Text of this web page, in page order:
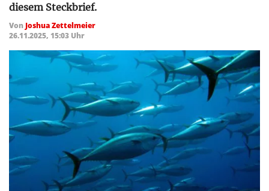
diesem Steckbrief.
Von Joshua Zettelmeier
26.11.2025, 15:03 Uhr